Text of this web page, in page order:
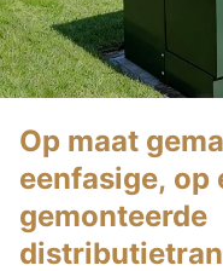
Op maat
eenfasige, op
gemonteerde